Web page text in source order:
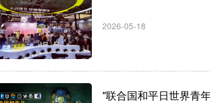
2026-05-18
"联合国和平日世界青